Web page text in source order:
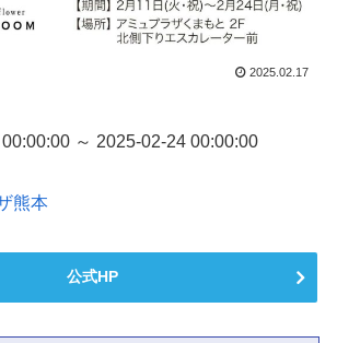
2025.02.17
～ 2025-02-24 00:00:00
熊本
公式HP